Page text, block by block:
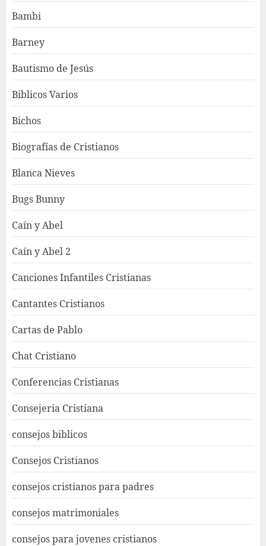
Bambi
Barney
Bautismo de Jesús
Biblicos Varios
Bichos
Biografías de Cristianos
Blanca Nieves
Bugs Bunny
Caín y Abel
Caín y Abel 2
Canciones Infantiles Cristianas
Cantantes Cristianos
Cartas de Pablo
Chat Cristiano
Conferencias Cristianas
Consejeria Cristiana
consejos biblicos
Consejos Cristianos
consejos cristianos para padres
consejos matrimoniales
consejos para jovenes cristianos